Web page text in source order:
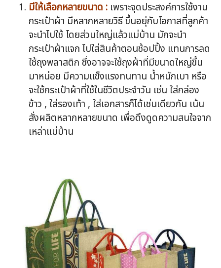
มีให้เลือกหลายขนาด : เพราะจุดประสงค์การใช้งาน
กระเป๋าผ้า มีหลากหลายวิธี ขึ้นอยุ่กับโอกาสที่ลูกค้า
จะนำไปใช้ โดยส่วนใหญ่แล้วแม่บ้าน มักจะนำ
กระเป๋าผ้าแจก ไปใส่สินค้าตอนช้อปปิ้ง แทนการลด
ใช้ถุงพลาสติก ซึ่งอาจจะใช้ถุงผ้าที่มีขนาดใหญ่ขึ้น
มาหน่อย มีความแข็งแรงทนทาน น้ำหนักเบา หรือ
จะใช้กระเป๋าผ้าที่ใช้ในชีวิตประจำวัน เช่น ใส่กล่อง
ข้าว , ใส่รองเท้า , ใส่เอกสารก็ได้เช่นเดียวกัน เน้น
สั่งผลิตหลากหลายขนาด เพื่อดึงดูดความสนใจจาก
เหล่าแม่บ้าน